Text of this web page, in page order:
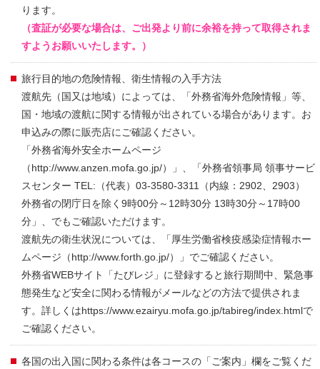
ります。
（査証が必要な場合は、ご出発より前に余裕を持って取得されま
すようお願いいたします。）
旅行目的地の危険情報、衛生情報の入手方法
渡航先（国又は地域）によっては、「外務省海外危険情報」等、
国・地域の渡航に関する情報が出されている場合があります。お
申込みの際に販売店にご確認ください。
「外務省海外安全ホームページ
（http://www.anzen.mofa.go.jp/）」、「外務省領事局 領事サービ
スセンター TEL:（代表）03-3580-3311（内線：2902、2903）
外務省の閉庁日を除く9時00分～12時30分 13時30分～17時00
分」、でもご確認いただけます。
渡航先の衛生状況については、「厚生労働省検疫感染症情報ホー
ムページ（http://www.forth.go.jp/）」でご確認ください。
外務省WEBサイト「たびレジ」に登録すると旅行期間中、緊急事
態発生など安全に関わる情報がメールなどの方法で提供されま
す。詳しくはhttps://www.ezairyu.mofa.go.jp/tabireg/index.htmlで
ご確認ください。
各国の出入国に関わる条件は各コースの「ご案内」欄をご覧くだ